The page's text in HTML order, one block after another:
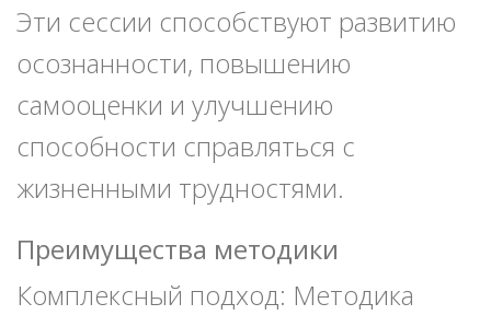
Эти сессии способствуют развитию
осознанности, повышению
самооценки и улучшению
способности справляться с
жизненными трудностями.
Преимущества методики
Комплексный подход: Методика